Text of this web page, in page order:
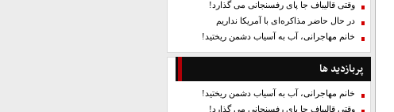
وقتی قالیباف جا پای رفسنجانی می گذارد!
در حال حاضر مذاکره‌ای با آمریکا نداریم
خانم مهاجرانی، آب به آسیاب دشمن ریختید!
پربازدید ها
خانم مهاجرانی، آب به آسیاب دشمن ریختید!
وقتی قالیباف جا پای رفسنجانی می گذارد!